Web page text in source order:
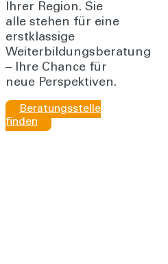
Ihrer Region. Sie
alle stehen für eine
erstklassige
Weiterbildungsberatung
– Ihre Chance für
neue Perspektiven.
Beratungsstelle
finden